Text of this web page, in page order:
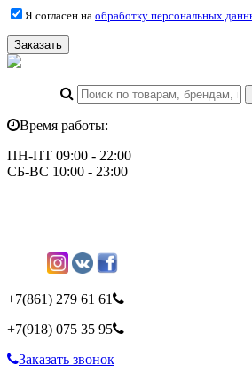
Я согласен на обработку персональных
Заказать
Время работы:
ПН-ПТ 09:00 - 22:00
СБ-ВС 10:00 - 23:00
+7(861) 279 61 61
+7(918) 075 35 95
Заказать звонок